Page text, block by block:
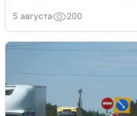
5 августа 200